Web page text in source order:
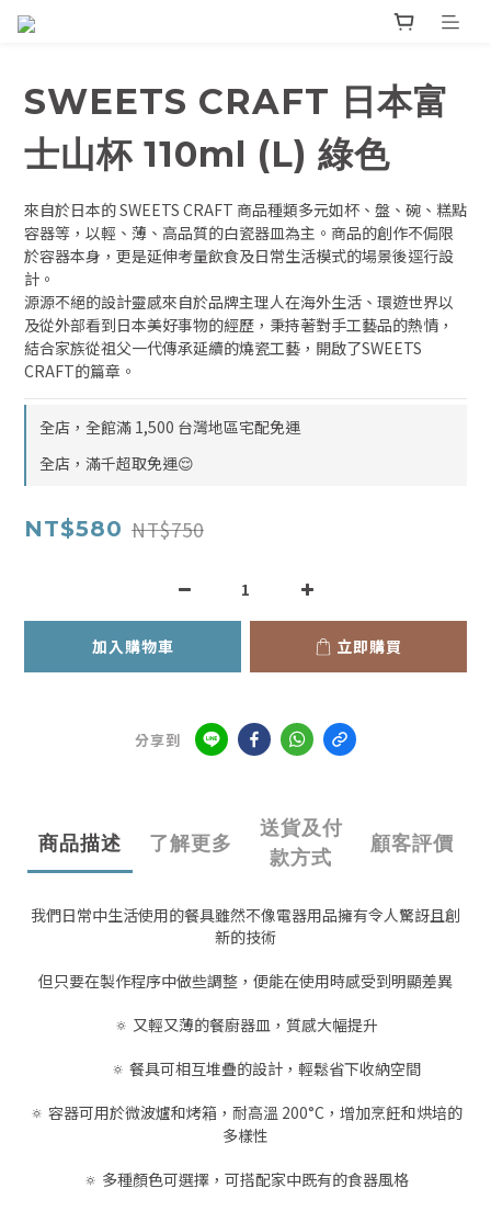
SWEETS CRAFT 日本富
士山杯 110ml (L) 綠色
來自於日本的 SWEETS CRAFT 商品種類多元如杯、盤、碗、糕點
容器等，以輕、薄、高品質的白瓷器皿為主。商品的創作不侷限
於容器本身，更是延伸考量飲食及日常生活模式的場景後逕行設
計。
源源不絕的設計靈感來自於品牌主理人在海外生活、環遊世界以
及從外部看到日本美好事物的經歷，秉持著對手工藝品的熱情，
結合家族從祖父一代傳承延續的燒瓷工藝，開啟了SWEETS
CRAFT的篇章。
全店，全館滿 1,500 台灣地區宅配免運
全店，滿千超取免運😌
NT$580 NT$750
加入購物車 立即購買
分享到
商品描述 了解更多
送貨及付
款方式
顧客評價
我們日常中生活使用的餐具雖然不像電器用品擁有令人驚訝且創
新的技術
但只要在製作程序中做些調整，便能在使用時感受到明顯差異
🔅 又輕又薄的餐廚器皿，質感大幅提升
🔅 餐具可相互堆疊的設計，輕鬆省下收納空間
🔅 容器可用於微波爐和烤箱，耐高溫 200°C，增加烹飪和烘培的
多樣性
🔅 多種顏色可選擇，可搭配家中既有的食器風格